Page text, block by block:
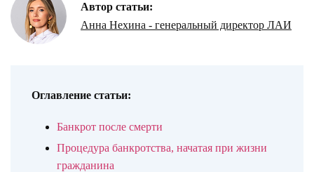
Автор статьи:
Анна Нехина - генеральный директор ЛАИ
Оглавление статьи:
Банкрот после смерти
Процедура банкротства, начатая при жизни
гражданина